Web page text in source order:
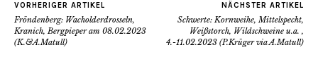
VORHERIGER ARTIKEL
Fröndenberg: Wacholderdrosseln,
Kranich, Bergpieper am 08.02.2023
(K.&A.Matull)
NÄCHSTER ARTIKEL
Schwerte: Kornweihe, Mittelspecht,
Weißstorch, Wildschweine u.a. ,
4.-11.02.2023 (P.Krüger via A.Matull)